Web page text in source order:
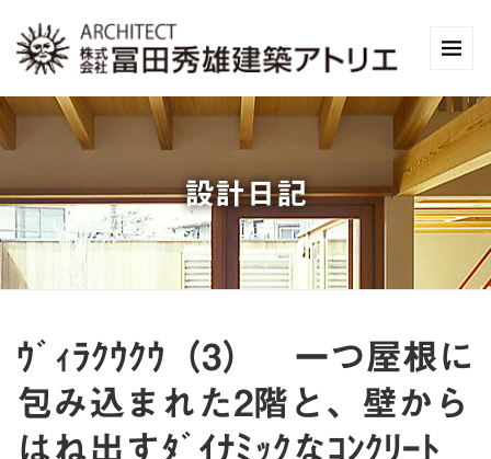
設計日記
ｳﾞｨﾗｸｳｸｳ（3） 一つ屋根に
包み込まれた2階と、壁から
はね出すﾀﾞｲﾅﾐｯｸなｺﾝｸﾘｰﾄ